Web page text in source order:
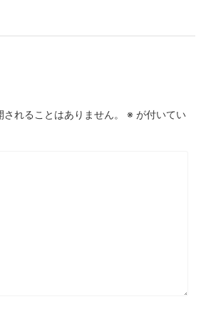
れることはありません。 ※ が付いてい